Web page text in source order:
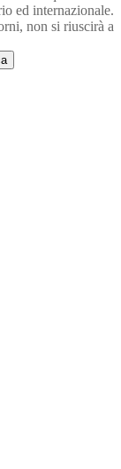
ed internazionale.
non si riuscirà a